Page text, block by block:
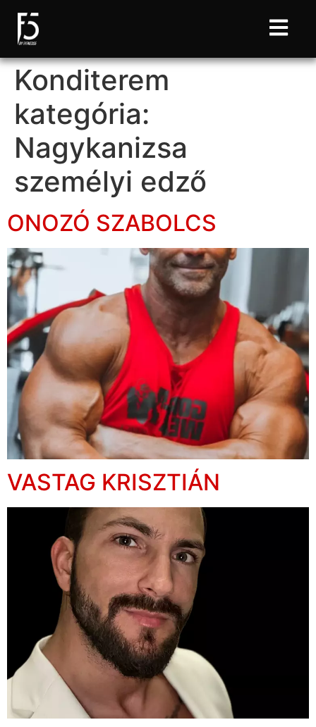
Konditerem
kategória:
Nagykanizsa
személyi edző
ONOZÓ SZABOLCS
VASTAG KRISZTIÁN